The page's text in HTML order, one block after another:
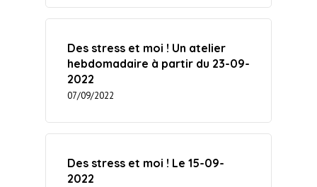
Des stress et moi ! Un atelier
hebdomadaire à partir du 23-09-
2022
07/09/2022
Des stress et moi ! Le 15-09-
2022